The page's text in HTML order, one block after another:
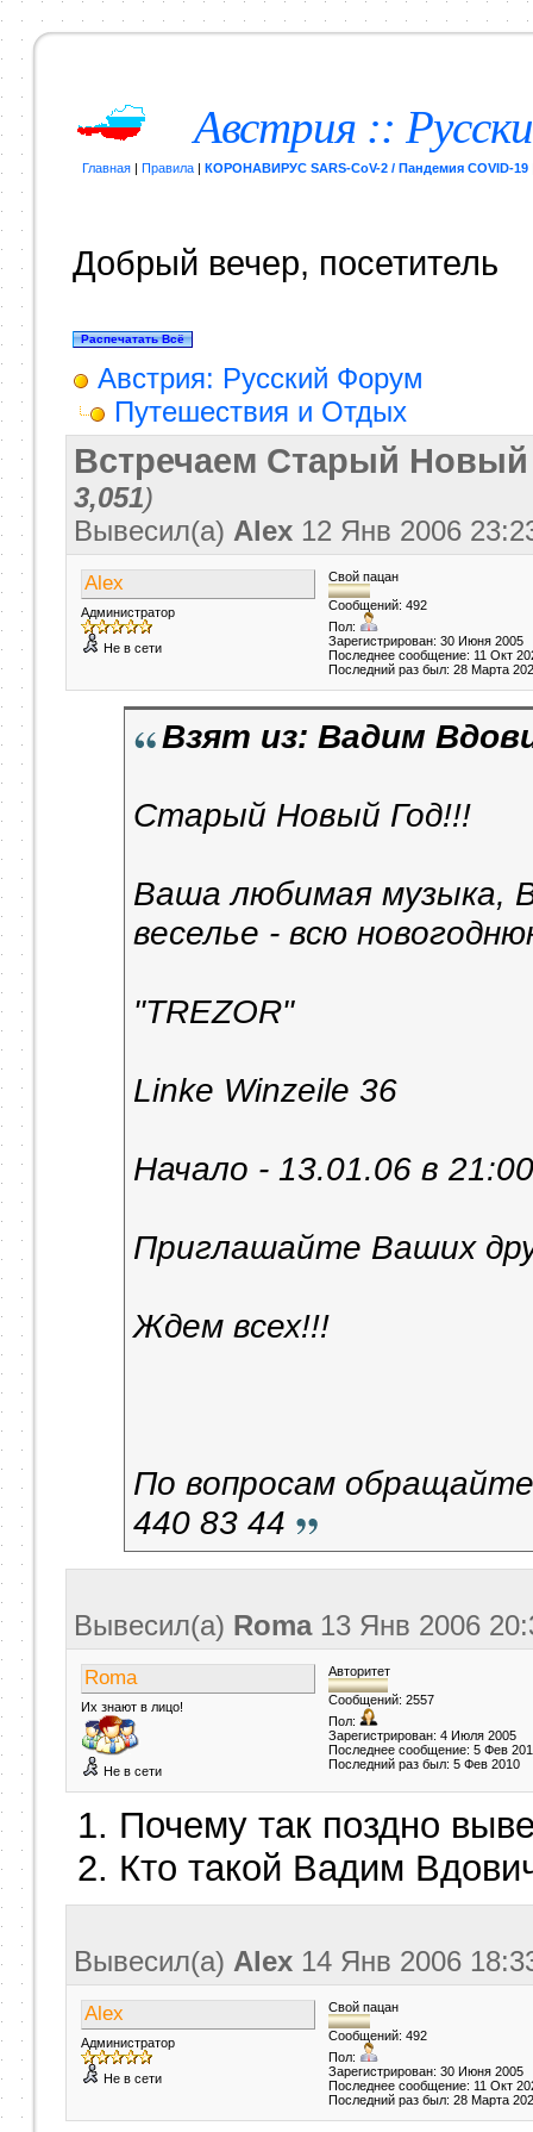
Австрия ::
Главная| Правила| КОРОНАВИРУС SARS-CoV-2 / Пандемия COVID-19
Добрый вечер, посетитель
Австрия: Русский Форум
Путешествия и Отдых
Встречаем Старый Новый
3,051)
Вывесил(a) Alex12 Янв 2006
Alex
Администратор
Не в сети
Свой пацан
Сообщений: 492
Пол:
Зарегистрирован: 30 Июня 2005
Последнее сообщение: 11 Окт
Последний раз был: 28 Марта
Взят из: Вадим
Старый Новый Год!!!
Ваша любимая музыка,
веселье - всю
"TREZOR"
Linke Winzeile 36
Начало - 13.01.06 в 21:00
Приглашайте Ваших
Ждем всех!!!
По вопросам
440 83 44
Вывесил(a) Roma13 Янв 2006
Roma
Их знают в лицо!
Не в сети
Авторитет
Сообщений: 2557
Пол:
Зарегистрирован: 4 Июля 2005
Последнее сообщение: 5 Фев
Последний раз был: 5 Фев 2010
1. Почему так поздно
2. Кто такой Вадим
Вывесил(a) Alex14 Янв 2006
Alex
Администратор
Не в сети
Свой пацан
Сообщений: 492
Пол:
Зарегистрирован: 30 Июня 2005
Последнее сообщение: 11 Окт
Последний раз был: 28 Марта